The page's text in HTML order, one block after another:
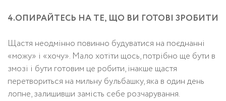
4.ОПИРАЙТЕСЬ НА ТЕ, ЩО ВИ ГОТОВІ ЗРОБИТИ
Щастя неодмінно повинно будуватися на поєднанні
«можу» і «хочу». Мало хотіти щось, потрібно ще бути в
змозі і бути готовим це робити, інакше щастя
перетвориться на мильну бульбашку, яка в один день
лопне, залишивши замість себе розчарування.